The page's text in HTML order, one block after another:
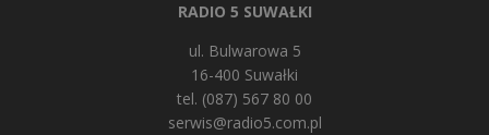
RADIO 5 SUWAŁKI
ul. Bulwarowa 5
16-400 Suwałki
tel. (087) 567 80 00
serwis@radio5.com.pl